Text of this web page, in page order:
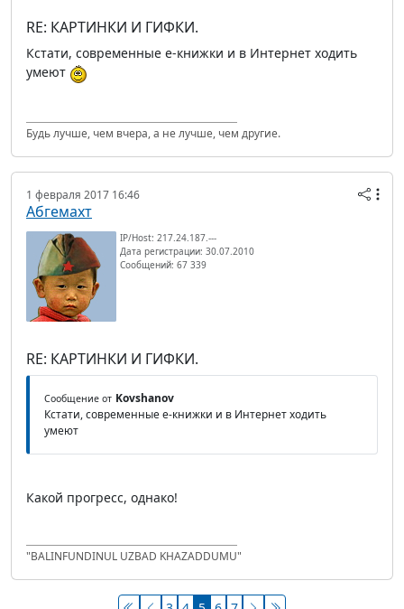
RE: КАРТИНКИ И ГИФКИ.
Кстати, современные е-книжки и в Интернет ходить
умеют
Будь лучше, чем вчера, а не лучше, чем другие.
1 февраля 2017 16:46
Абгемахт
IP/Host: 217.24.187.---
Дата регистрации: 30.07.2010
Сообщений: 67 339
RE: КАРТИНКИ И ГИФКИ.
Сообщение от Kovshanov
Кстати, современные е-книжки и в Интернет ходить
умеют
Какой прогресс, однако!
"BALINFUNDINUL UZBAD KHAZADDUMU"